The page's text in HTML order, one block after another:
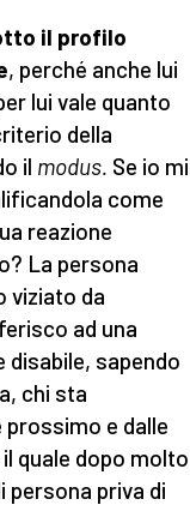
il profilo
, perché anche lui
lui vale quanto
della
il modus. Se io mi
come
reazione
La persona
viziato da
ad una
disabile, sapendo
chi sta
prossimo e dalle
quale dopo molto
persona priva di